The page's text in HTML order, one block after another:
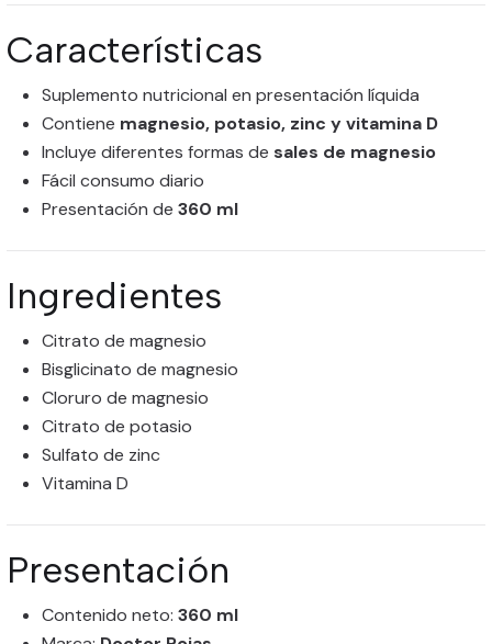
Características
Suplemento nutricional en presentación líquida
Contiene magnesio, potasio, zinc y vitamina D
Incluye diferentes formas de sales de magnesio
Fácil consumo diario
Presentación de 360 ml
Ingredientes
Citrato de magnesio
Bisglicinato de magnesio
Cloruro de magnesio
Citrato de potasio
Sulfato de zinc
Vitamina D
Presentación
Contenido neto: 360 ml